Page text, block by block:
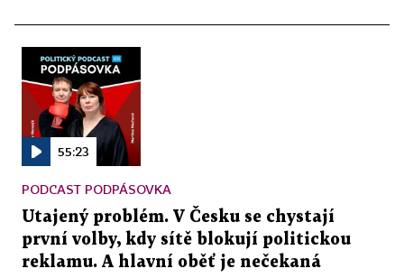
55:23
PODCAST PODPÁSOVKA
Utajený problém. V Česku se chystají
první volby, kdy sítě blokují politickou
reklamu. A hlavní oběť je nečekaná